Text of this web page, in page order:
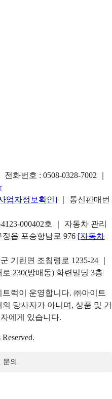
전화번호 : 0508-0328-7002
업자정보확인]
｜ 통신판매번
000402호 ｜ 자동차 관리
읍 포승항남로 976 [자동차
기린면 조침령로 1235-24 ｜
230(방배동) 화련빌딩 3층
럭이 운영합니다. ㈜아이트
당사자가 아니며, 상품 및 거
에게 있습니다.
문의